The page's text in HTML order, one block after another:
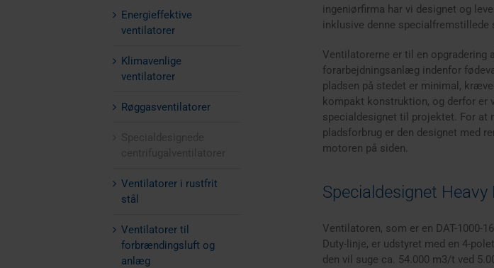
ingeniørfirma har vi designet og
inklusive denne specialfremstillede
Ventilatorerne er til en opgradering
forarbejdningsanlæg indenfor
pladsen på stedet er minimal,
kompakt konstruktion, og derfor er
specialdesignet til projektet. For at
pladsforbrug er den designet med
motoren på siden.
Specialdesignet
Ventilatoren, som er en DAT-1000-
Duty-linje, er udstyret med en 4-
den vil suge ca. 54.000 m3/t ved
Energieffektive
ventilatorer
Klimavenlige
ventilatorer
Røggasventilatorer
Ventilatorer i rustfrit
stål
Ventilatorer til
forbrændingsluft og
anlæg